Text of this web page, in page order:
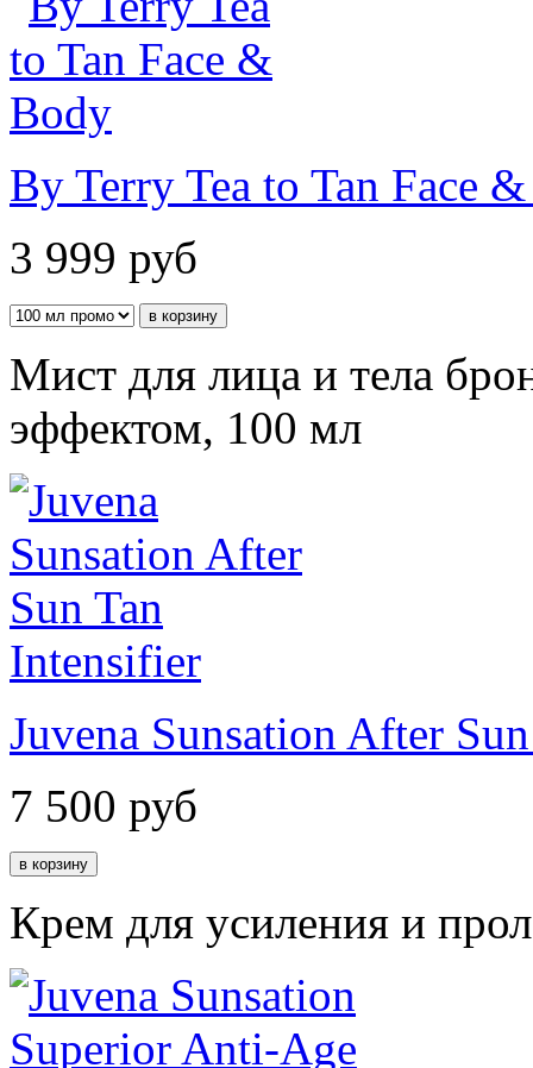
By Terry Tea to Tan Face
3 999 руб
Мист для лица и тела
эффектом, 100 мл
Juvena Sunsation After
7 500 руб
Крем для усиления и